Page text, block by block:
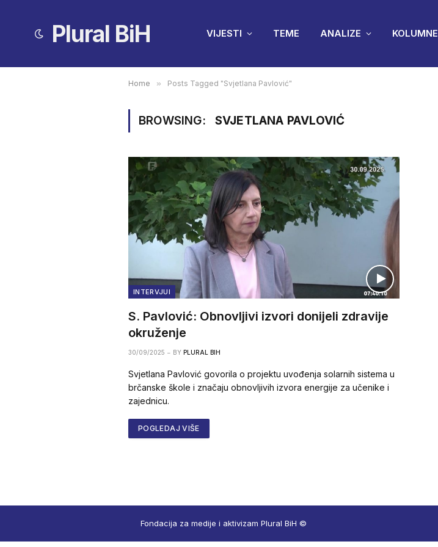
Plural BiH VIJESTI TEME ANALIZE KOLUMNE
Home » Posts Tagged "Svjetlana Pavlović"
BROWSING: SVJETLANA PAVLOVIĆ
INTERVJUI
S. Pavlović: Obnovljivi izvori donijeli zdravije
okruženje
30/09/2025 BY PLURAL BIH
Svjetlana Pavlović govorila o projektu uvođenja solarnih sistema u
brčanske škole i značaju obnovljivih izvora energije za učenike i
zajednicu.
POGLEDAJ VIŠE
Fondacija za medije i aktivizam Plural BiH ©